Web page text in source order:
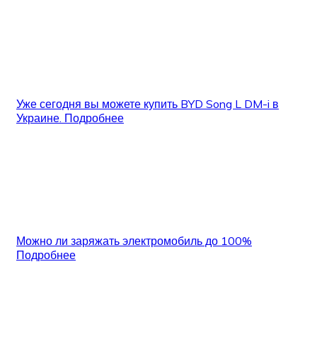
Уже сегодня вы можете купить BYD Song L DM-i в
Украине. Подробнее
Можно ли заряжать электромобиль до 100%
Подробнее